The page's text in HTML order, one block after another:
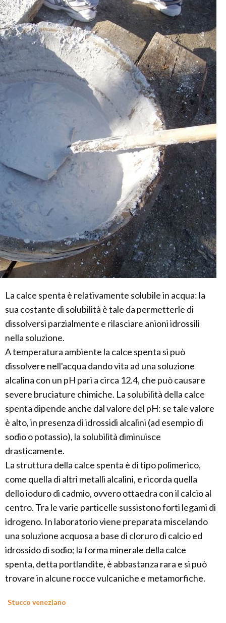
La calce spenta è relativamente solubile in acqua: la
sua costante di solubilità è tale da permetterle di
dissolversi parzialmente e rilasciare anioni idrossili
nella soluzione.
A temperatura ambiente la calce spenta si può
dissolvere nell'acqua dando vita ad una soluzione
alcalina con un pH pari a circa 12.4, che può causare
severe bruciature chimiche. La solubilità della calce
spenta dipende anche dal valore del pH: se tale valore
è alto, in presenza di idrossidi alcalini (ad esempio di
sodio o potassio), la solubilità diminuisce
drasticamente.
La struttura della calce spenta è di tipo polimerico,
come quella di altri metalli alcalini, e ricorda quella
dello ioduro di cadmio, ovvero ottaedra con il calcio al
centro. Tra le varie particelle sussistono forti legami di
idrogeno. In laboratorio viene preparata miscelando
una soluzione acquosa a base di cloruro di calcio ed
idrossido di sodio; la forma minerale della calce
spenta, detta portlandite, è abbastanza rara e si può
trovare in alcune rocce vulcaniche e metamorfiche.
Stucco veneziano